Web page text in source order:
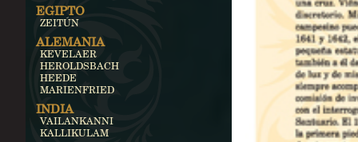
EGIPTO
ZEITÚN
ALEMANIA
KEVELAER
HEROLDSBACH
HEEDE
MARIENFRIED
INDIA
VAILANKANNI
KALLIKULAM